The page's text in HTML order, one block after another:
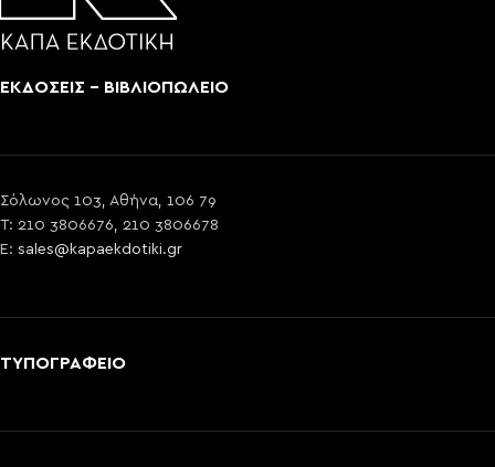
ΕΚΔΟΣΕΙΣ - ΒΙΒΛΙΟΠΩΛΕΙΟ
Σόλωνος 103, Αθήνα, 106 79
T: 210 3806676, 210 3806678
E: sales@kapaekdotiki.gr
ΤΥΠΟΓΡΑΦΕΙΟ